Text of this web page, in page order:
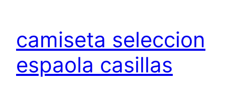
camiseta seleccion
espaola casillas